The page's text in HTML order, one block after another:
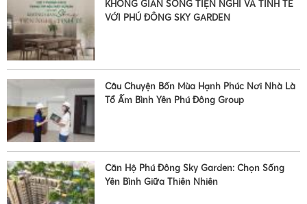
KHÔNG GIAN SỐNG TIỆN NGHI VÀ TINH TẾ
VỚI PHÚ ĐÔNG SKY GARDEN
Câu Chuyện Bốn Mùa Hạnh Phúc Nơi Nhà Là
Tổ Ấm Bình Yên Phú Đông Group
Căn Hộ Phú Đông Sky Garden: Chọn Sống
Yên Bình Giữa Thiên Nhiên